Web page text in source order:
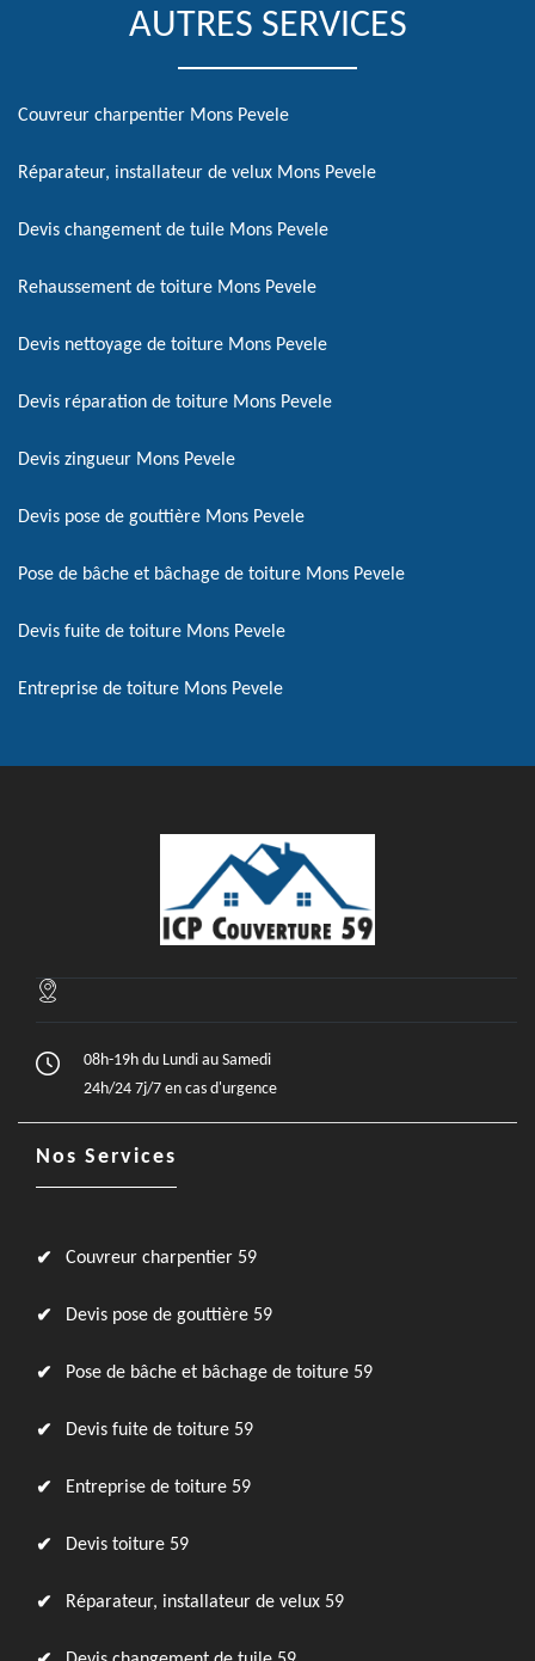
AUTRES SERVICES
Couvreur charpentier Mons Pevele
Réparateur, installateur de velux Mons Pevele
Devis changement de tuile Mons Pevele
Rehaussement de toiture Mons Pevele
Devis nettoyage de toiture Mons Pevele
Devis réparation de toiture Mons Pevele
Devis zingueur Mons Pevele
Devis pose de gouttière Mons Pevele
Pose de bâche et bâchage de toiture Mons Pevele
Devis fuite de toiture Mons Pevele
Entreprise de toiture Mons Pevele
08h-19h du Lundi au Samedi
24h/24 7j/7 en cas d'urgence
Nos Services
Couvreur charpentier 59
Devis pose de gouttière 59
Pose de bâche et bâchage de toiture 59
Devis fuite de toiture 59
Entreprise de toiture 59
Devis toiture 59
Réparateur, installateur de velux 59